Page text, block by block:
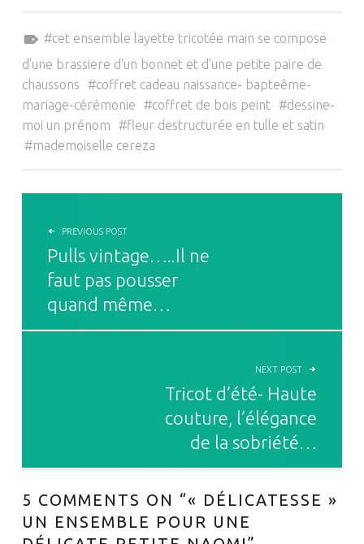
cet ensemble layette tricotée main se compose
d'une brassiere d'un bonnet et d'une petite paire de
chaussons
coffret cadeau naissance- bapteême-
mariage-cérémonie
coffret de bois peint
dessine-
moi un prénom
fleur destructurée en tulle et satin
mademoiselle cereza
NAVIGATION DE L’ARTICLE
PREVIOUS POST
Pulls vintage…..Il ne
faut pas pousser
quand même…
NEXT POST
Tricot d’été- Haute
couture, l’élégance
de la sobriété…
5 COMMENTS ON “« DÉLICATESSE »
UN ENSEMBLE POUR UNE